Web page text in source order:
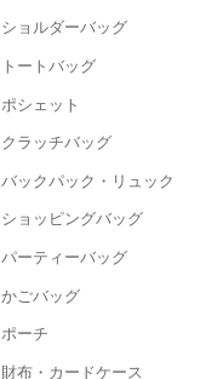
ショルダーバッグ
トートバッグ
ポシェット
クラッチバッグ
バックパック・リュック
ショッピングバッグ
パーティーバッグ
かごバッグ
ポーチ
財布・カードケース